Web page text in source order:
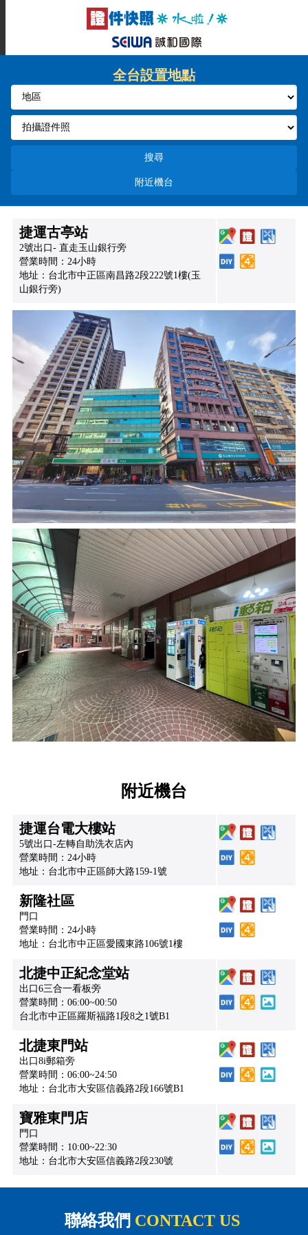
全台設置地點
搜尋
附近機台
捷運古亭站
2號出口- 直走玉山銀行旁
營業時間：24小時
地址：台北市中正區南昌路2段222號1樓(玉
山銀行旁)
附近機台
捷運台電大樓站
5號出口-左轉自助洗衣店內
營業時間：24小時
地址：台北市中正區師大路159-1號
新隆社區
門口
營業時間：24小時
地址：台北市中正區愛國東路106號1樓
北捷中正紀念堂站
出口6三合一看板旁
營業時間：06:00~00:50
台北市中正區羅斯福路1段8之1號B1
北捷東門站
出口8i郵箱旁
營業時間：06:00~24:50
地址：台北市大安區信義路2段166號B1
寶雅東門店
門口
營業時間：10:00~22:30
地址：台北市大安區信義路2段230號
聯絡我們 CONTACT US